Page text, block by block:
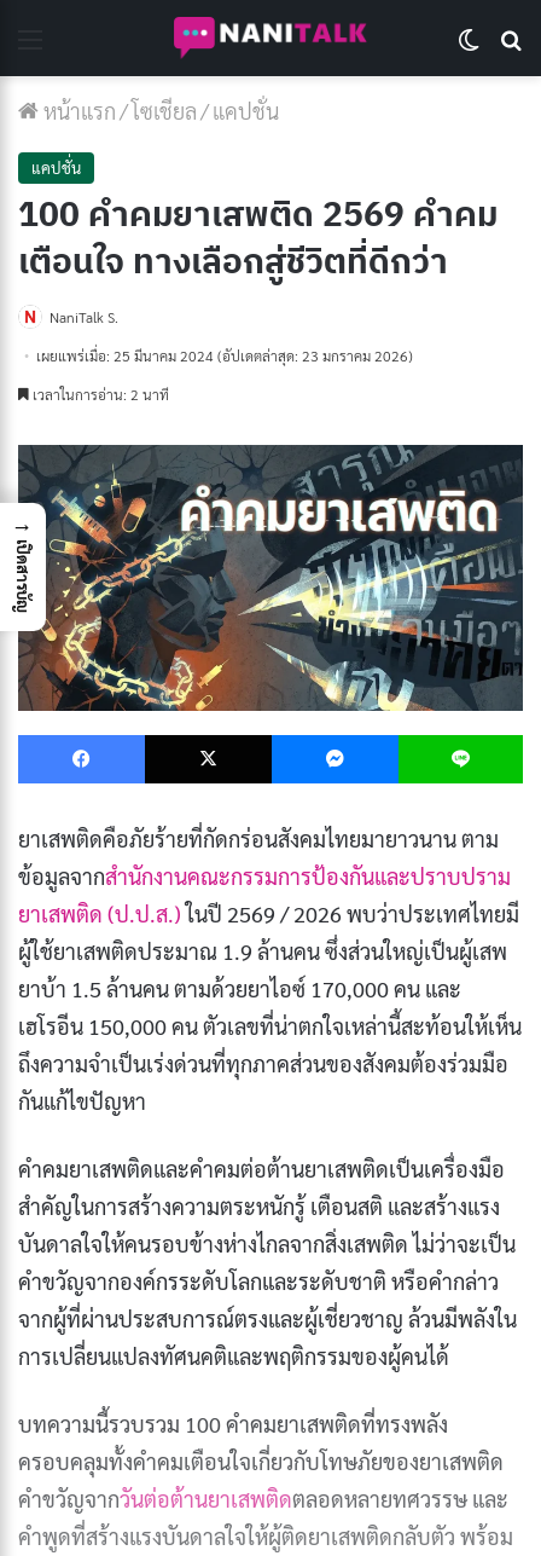
หน้าแรก/โซเชียล/แคปชั่น
แคปชั่น
100 คำคมยาเสพติด 2569 คำคม
เตือนใจ ทางเลือกสู่ชีวิตที่ดีกว่า
NaniTalk S.
เผยแพร่เมื่อ: 25 มีนาคม 2024 (อัปเดตล่าสุด: 23 มกราคม 2026)
เวลาในการอ่าน: 2 นาที
Facebook X Messenger
ยาเสพติดคือภัยร้ายที่กัดกร่อนสังคมไทยมายาวนาน ตาม
ข้อมูลจากสำนักงานคณะกรรมการป้องกันและปราบปราม
ยาเสพติด (ป.ป.ส.)ในปี 2569 / 2026 พบว่าประเทศไทยมี
ผู้ใช้ยาเสพติดประมาณ 1.9 ล้านคน ซึ่งส่วนใหญ่เป็นผู้เสพ
ยาบ้า 1.5 ล้านคน ตามด้วยยาไอซ์ 170,000 คน และ
เฮโรอีน 150,000 คน ตัวเลขที่น่าตกใจเหล่านี้สะท้อนให้เห็น
ถึงความจำเป็นเร่งด่วนที่ทุกภาคส่วนของสังคมต้องร่วมมือ
กันแก้ไขปัญหา
คำคมยาเสพติดและคำคมต่อต้านยาเสพติดเป็นเครื่องมือ
สำคัญในการสร้างความตระหนักรู้ เตือนสติ และสร้างแรง
บันดาลใจให้คนรอบข้างห่างไกลจากสิ่งเสพติด ไม่ว่าจะเป็น
คำขวัญจากองค์กรระดับโลกและระดับชาติ หรือคำกล่าว
จากผู้ที่ผ่านประสบการณ์ตรงและผู้เชี่ยวชาญ ล้วนมีพลังใน
การเปลี่ยนแปลงทัศนคติและพฤติกรรมของผู้คนได้
บทความนี้รวบรวม 100 คำคมยาเสพติดที่ทรงพลัง
ครอบคลุมทั้งคำคมเตือนใจเกี่ยวกับโทษภัยของยาเสพติด
คำขวัญจากวันต่อต้านยาเสพติดตลอดหลายทศวรรษ และ
คำพูดที่สร้างแรงบันดาลใจให้ผู้ติดยาเสพติดกลับตัว พร้อม
→
เปิดสารบัญ